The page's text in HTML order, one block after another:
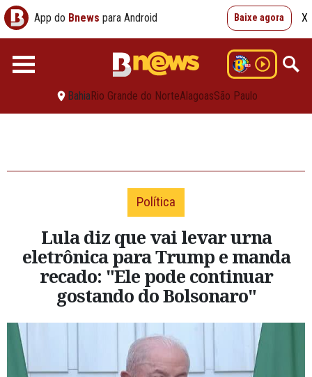
App do Bnews para Android Baixe agora X
BahiaRio Grande do NorteAlagoasSão Paulo
Política
Lula diz que vai levar urna
eletrônica para Trump e manda
recado: "Ele pode continuar
gostando do Bolsonaro"